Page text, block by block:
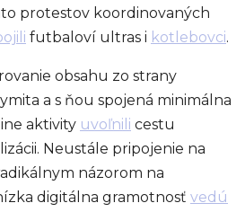
protestov koordinovaných
futbaloví ultras i kotlebovci.
obsahu zo strany
a s ňou spojená minimálna
aktivity uvoľnili cestu
Neustále pripojenie na
názorom na
digitálna gramotnosť vedú